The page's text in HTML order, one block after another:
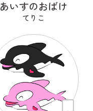
あいすのおばけ
てりこ